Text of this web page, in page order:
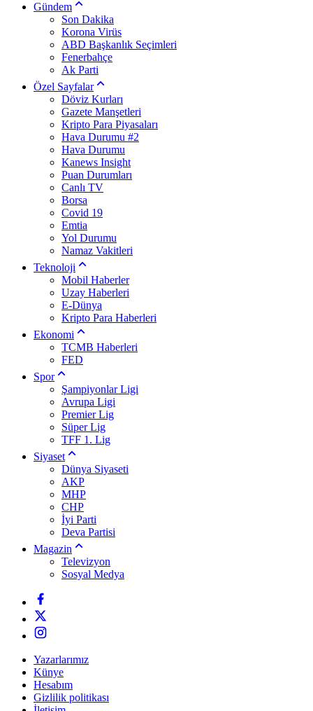
Gündem
Son Dakika
Korona Virüs
ABD Başkanlık Seçimleri
Fenerbahçe
Ak Parti
Özel Sayfalar
Döviz Kurları
Gazete Manşetleri
Kripto Para Piyasaları
Hava Durumu #2
Hava Durumu
Kanews Insight
Puan Durumları
Canlı TV
Borsa
Covid 19
Emtia
Yol Durumu
Namaz Vakitleri
Teknoloji
Mobil Haberler
Uzay Haberleri
E-Dünya
Kripto Para Haberleri
Ekonomi
TCMB Haberleri
FED
Spor
Şampiyonlar Ligi
Avrupa Ligi
Premier Lig
Süper Lig
TFF 1. Lig
Siyaset
Dünya Siyaseti
AKP
MHP
CHP
İyi Parti
Deva Partisi
Magazin
Televizyon
Sosyal Medya
Yazarlarımız
Künye
Hesabım
Gizlilik politikası